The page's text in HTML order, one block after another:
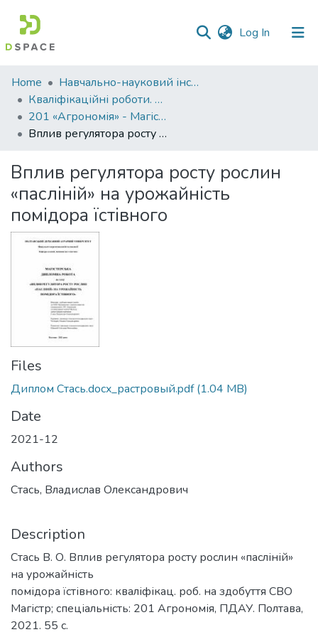
Log In (current)
Communities
&
Collections
All of DSpace
Statistics
Home
Навчально-науковий інститут агротехнологій, селекції та екології
Кваліфікаційні роботи. ННІ агротехнологій, селекції та екології
201 «Агрономія» - Магістри 2021-2022
Вплив регулятора росту рослин «пасліній» на урожайність помідора їстівного
Вплив регулятора росту рослин
«пасліній» на урожайність
помідора їстівного
Files
Диплом Стась.docx_растровый.pdf(1.04 MB)
Date
2021-12
Authors
Стась, Владислав Олександрович
Description
Стась В. О. Вплив регулятора росту рослин «пасліній»
на урожайність
помідора їстівного: кваліфікац. роб. на здобуття СВО
Магістр; спеціальність: 201 Агрономія, ПДАУ. Полтава,
2021. 55 с.